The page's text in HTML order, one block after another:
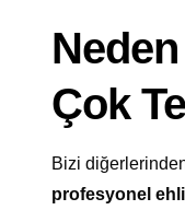
Çok
Bizi
profesyonel